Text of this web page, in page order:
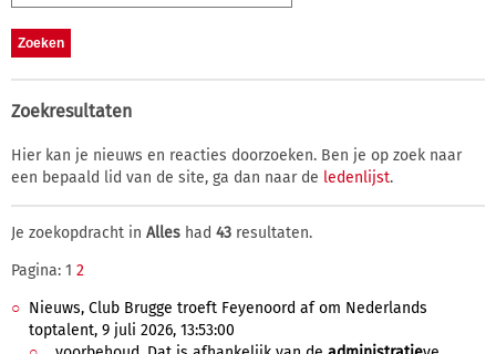
Zoekresultaten
Hier kan je nieuws en reacties doorzoeken. Ben je op zoek naar
een bepaald lid van de site, ga dan naar de ledenlijst.
Je zoekopdracht in Alles had 43 resultaten.
Pagina: 1 2
Nieuws, Club Brugge troeft Feyenoord af om Nederlands
toptalent, 9 juli 2026, 13:53:00